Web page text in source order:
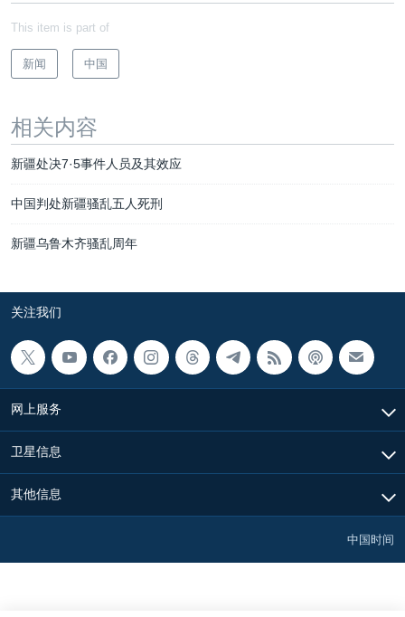
重要讲话与声明
南中国海争端
关注新疆
GEN Z 看美国
其他语言网站
This item is part of
新闻 中国
相关内容
新疆处决7·5事件人员及其效应
中国判处新疆骚乱五人死刑
新疆乌鲁木齐骚乱周年
关注我们
网上服务
卫星信息
其他信息
中国时间